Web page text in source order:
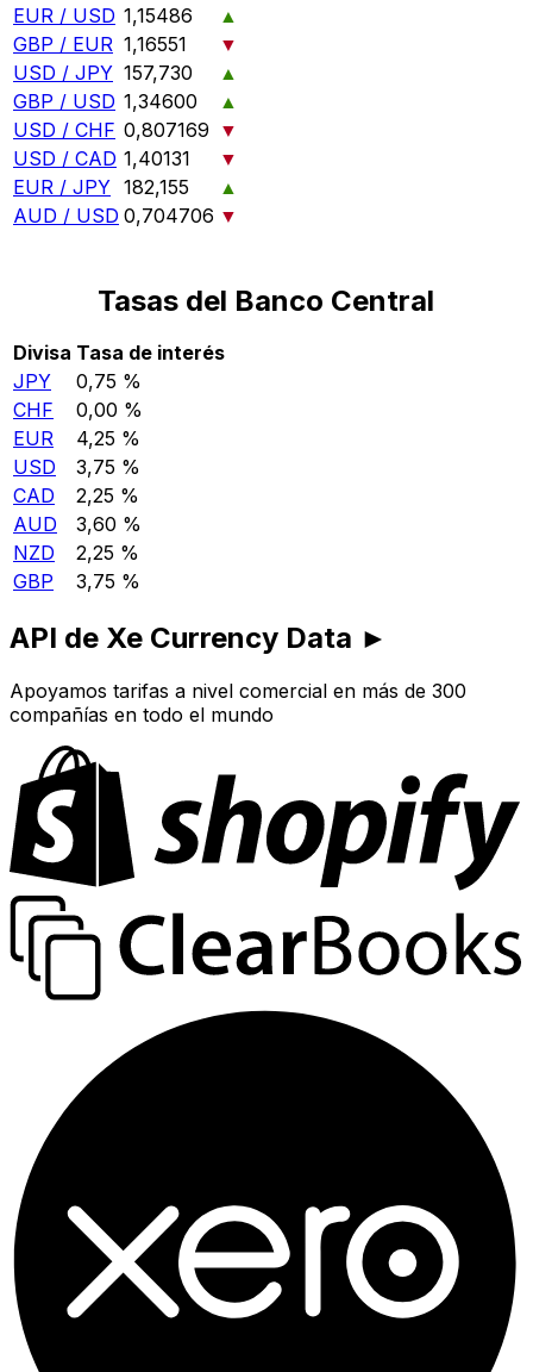
EUR / USD 1,15486
▲
GBP / EUR 1,16551
▼
USD / JPY 157,730
▲
GBP / USD 1,34600
▲
USD / CHF 0,807169 ▼
USD / CAD 1,40131
▼
EUR / JPY 182,155
▲
AUD / USD 0,704706 ▼
Tasas del Banco Central
Divisa Tasa de interés
JPY
0,75 %
CHF
0,00 %
EUR
4,25 %
USD
3,75 %
CAD
2,25 %
AUD
3,60 %
NZD
2,25 %
GBP
3,75 %
API de Xe Currency Data ►
Apoyamos tarifas a nivel comercial en más de 300
compañías en todo el mundo